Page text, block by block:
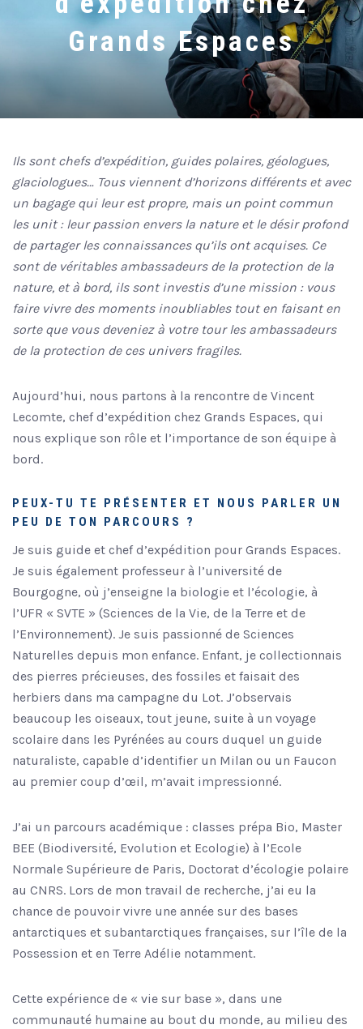
Grands Espaces
Ils sont chefs d’expédition, guides polaires, géologues,
glaciologues… Tous viennent d’horizons différents et avec
un bagage qui leur est propre, mais un point commun
les unit : leur passion envers la nature et le désir profond
de partager les connaissances qu’ils ont acquises. Ce
sont de véritables ambassadeurs de la protection de la
nature, et à bord, ils sont investis d’une mission : vous
faire vivre des moments inoubliables tout en faisant en
sorte que vous deveniez à votre tour les ambassadeurs
de la protection de ces univers fragiles.
Aujourd’hui, nous partons à la rencontre de Vincent
Lecomte, chef d’expédition chez Grands Espaces, qui
nous explique son rôle et l’importance de son équipe à
bord.
PEUX-TU TE PRÉSENTER ET NOUS PARLER UN
PEU DE TON PARCOURS ?
Je suis guide et chef d’expédition pour Grands Espaces.
Je suis également professeur à l’université de
Bourgogne, où j’enseigne la biologie et l’écologie, à
l’UFR « SVTE » (Sciences de la Vie, de la Terre et de
l’Environnement). Je suis passionné de Sciences
Naturelles depuis mon enfance. Enfant, je collectionnais
des pierres précieuses, des fossiles et faisait des
herbiers dans ma campagne du Lot. J’observais
beaucoup les oiseaux, tout jeune, suite à un voyage
scolaire dans les Pyrénées au cours duquel un guide
naturaliste, capable d’identifier un Milan ou un Faucon
au premier coup d’œil, m’avait impressionné.
J’ai un parcours académique : classes prépa Bio, Master
BEE (Biodiversité, Evolution et Ecologie) à l’Ecole
Normale Supérieure de Paris, Doctorat d’écologie polaire
au CNRS. Lors de mon travail de recherche, j’ai eu la
chance de pouvoir vivre une année sur des bases
antarctiques et subantarctiques françaises, sur l’île de la
Possession et en Terre Adélie notamment.
Cette expérience de « vie sur base », dans une
communauté humaine au bout du monde, au milieu des